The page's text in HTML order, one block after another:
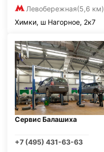
Левобережная(5,6 км)
Химки, ш Нагорное, 2к7
Сервис Балашиха
+7 (495) 431-63-63